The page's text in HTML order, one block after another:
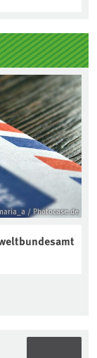
/ Photocase.de